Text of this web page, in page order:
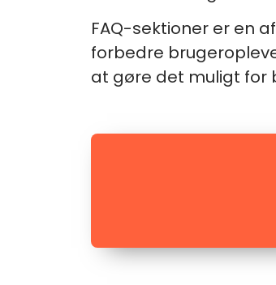
FAQ-sektioner er en
forbedre
at gøre det muligt for